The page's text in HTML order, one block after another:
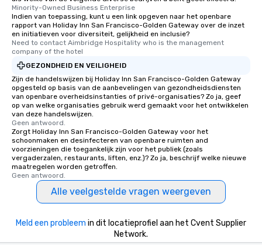
Minority-Owned Business Enterprise
Indien van toepassing, kunt u een link opgeven naar het openbare
rapport van Holiday Inn San Francisco-Golden Gateway over de inzet
en initiatieven voor diversiteit, gelijkheid en inclusie?
Need to contact Aimbridge Hospitality who is the management
company of the hotel
GEZONDHEID EN VEILIGHEID
Zijn de handelswijzen bij Holiday Inn San Francisco-Golden Gateway
opgesteld op basis van de aanbevelingen van gezondheidsdiensten
van openbare overheidsinstanties of privé-organisaties? Zo ja, geef
op van welke organisaties gebruik werd gemaakt voor het ontwikkelen
van deze handelswijzen.
Geen antwoord.
Zorgt Holiday Inn San Francisco-Golden Gateway voor het
schoonmaken en desinfecteren van openbare ruimten and
voorzieningen die toegankelijk zijn voor het publiek (zoals
vergaderzalen, restaurants, liften, enz.)? Zo ja, beschrijf welke nieuwe
maatregelen worden getroffen.
Geen antwoord.
Alle veelgestelde vragen weergeven
Meld een probleem in dit locatieprofiel aan het Cvent Supplier
Network.